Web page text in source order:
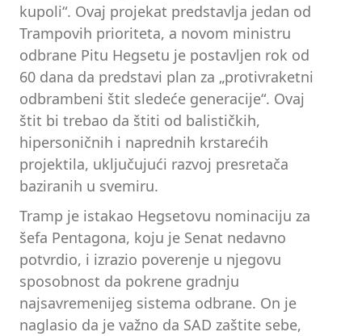
kupoli“. Ovaj projekat predstavlja jedan od
Trampovih prioriteta, a novom ministru
odbrane Pitu Hegsetu je postavljen rok od
60 dana da predstavi plan za „protivraketni
odbrambeni štit sledeće generacije“. Ovaj
štit bi trebao da štiti od balističkih,
hipersoničnih i naprednih krstarećih
projektila, uključujući razvoj presretača
baziranih u svemiru.
Tramp je istakao Hegsetovu nominaciju za
šefa Pentagona, koju je Senat nedavno
potvrdio, i izrazio poverenje u njegovu
sposobnost da pokrene gradnju
najsavremenijeg sistema odbrane. On je
naglasio da je važno da SAD zaštite sebe,